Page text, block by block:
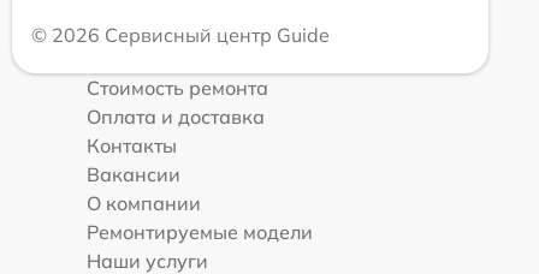
© 2026 Сервисный центр Guide
Стоимость ремонта
Оплата и доставка
Контакты
Вакансии
О компании
Ремонтируемые модели
Наши услуги